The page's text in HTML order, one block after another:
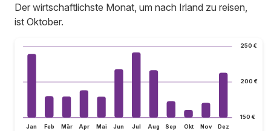
Der wirtschaftlichste Monat, um nach Irland zu reisen,
ist Oktober.
150 €
200 €
250 €
Jan Feb Mär Apr Mai Jun Jul Aug Sep Okt Nov Dez